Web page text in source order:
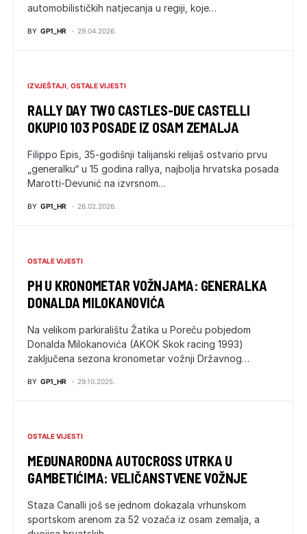
automobilističkih natjecanja u regiji, koje…
BY GP1_HR 29.04.2026.
IZVJEŠTAJI OSTALE VIJESTI
RALLY DAY TWO CASTLES-DUE CASTELLI
OKUPIO 103 POSADE IZ OSAM ZEMALJA
Filippo Epis, 35-godišnji talijanski relijaš ostvario prvu
„generalku“ u 15 godina rallya, najbolja hrvatska posada
Marotti-Devunić na izvrsnom…
BY GP1_HR 26.02.2026.
OSTALE VIJESTI
PH U KRONOMETAR VOŽNJAMA: GENERALKA
DONALDA MILOKANOVIĆA
Na velikom parkiralištu Žatika u Poreču pobjedom
Donalda Milokanovića (AKOK Skok racing 1993)
zaključena sezona kronometar vožnji Državnog…
BY GP1_HR 29.10.2025.
OSTALE VIJESTI
MEĐUNARODNA AUTOCROSS UTRKA U
GAMBETIĆIMA: VELIČANSTVENE VOŽNJE
Staza Canalli još se jednom dokazala vrhunskom
sportskom arenom za 52 vozača iz osam zemalja, a